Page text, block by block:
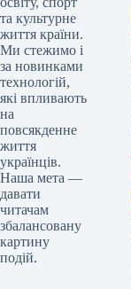
та культурне
життя країни.
Ми стежимо і
за новинками
технологій,
які впливають
на
повсякденне
життя
українців.
Наша мета —
давати
читачам
збалансовану
картину
подій.